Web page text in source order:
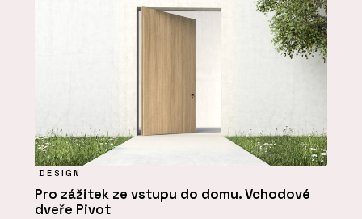
DESIGN
Pro zážitek ze vstupu do domu. Vchodové
dveře Pivot